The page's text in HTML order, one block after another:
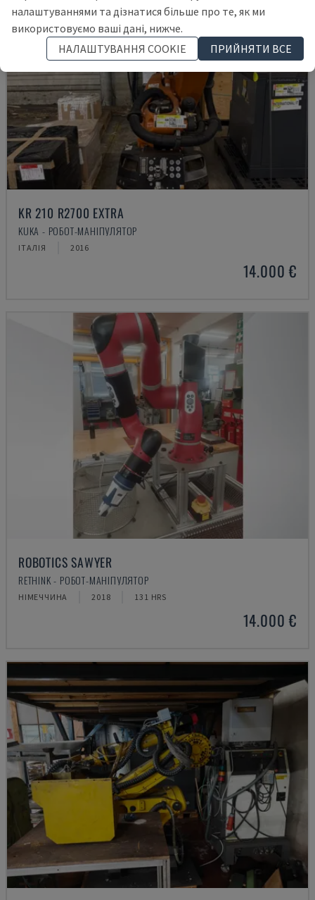
KR 210 R2700 EXTRA
KUKA - РОБОТ-МАНІПУЛЯТОР
ІТАЛІЯ 2016
14.000 €
ROBOTICS SAWYER
RETHINK - РОБОТ-МАНІПУЛЯТОР
НІМЕЧЧИНА 2018 131 HRS
14.000 €
налаштуваннями та дізнатися більше про те, як ми
використовуємо ваші дані, нижче.
НАЛАШТУВАННЯ COOKIE
ПРИЙНЯТИ ВСЕ